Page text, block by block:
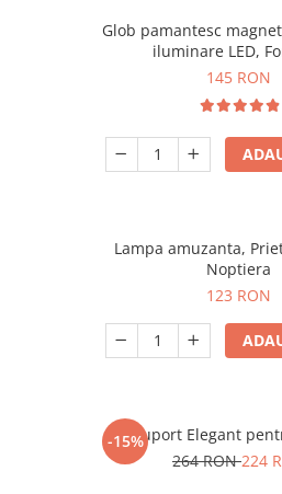
Glob pamantesc
iluminare LED,
145 RON
Lampa amuzanta,
Noptiera
123 RON
-15%Suport Elegant
264 RON224